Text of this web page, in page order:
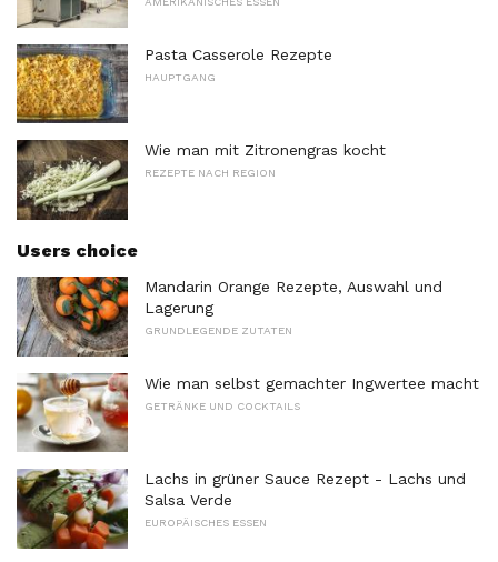
Pasta Casserole Rezepte
HAUPTGANG
Wie man mit Zitronengras kocht
REZEPTE NACH REGION
Users choice
Mandarin Orange Rezepte, Auswahl und
Lagerung
GRUNDLEGENDE ZUTATEN
Wie man selbst gemachter Ingwertee macht
GETRÄNKE UND COCKTAILS
Lachs in grüner Sauce Rezept - Lachs und
Salsa Verde
EUROPÄISCHES ESSEN